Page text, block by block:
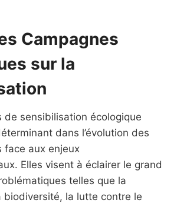
Campagnes
sur la
de sensibilisation écologique
dans l’évolution des
face aux enjeux
Elles visent à éclairer le grand
telles que la
biodiversité, la lutte contre le